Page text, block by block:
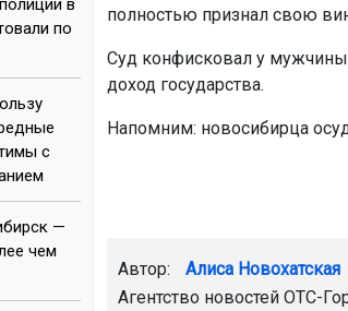
по
с
—
чем
полностью признал свою
Суд конфисковал у
доход государства.
Напомним: новосибирца
Автор: Алиса Новохатская
Агентство новостей ОТС-